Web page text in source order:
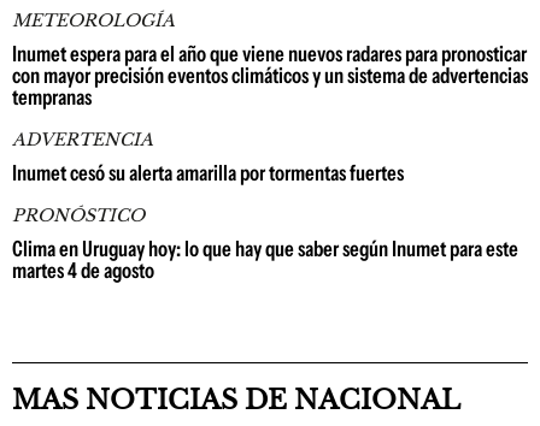
METEOROLOGÍA
Inumet espera para el año que viene nuevos radares para pronosticar
con mayor precisión eventos climáticos y un sistema de advertencias
tempranas
ADVERTENCIA
Inumet cesó su alerta amarilla por tormentas fuertes
PRONÓSTICO
Clima en Uruguay hoy: lo que hay que saber según Inumet para este
martes 4 de agosto
MAS NOTICIAS DE NACIONAL